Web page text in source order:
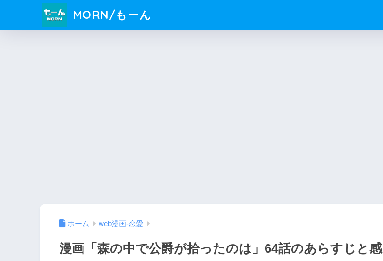
MORN/もーん
ホーム web漫画-恋愛
漫画「森の中で公爵が拾ったのは」64話のあらすじと感